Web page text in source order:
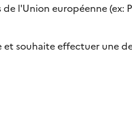
de l'Union européenne
et souhaite effectuer une